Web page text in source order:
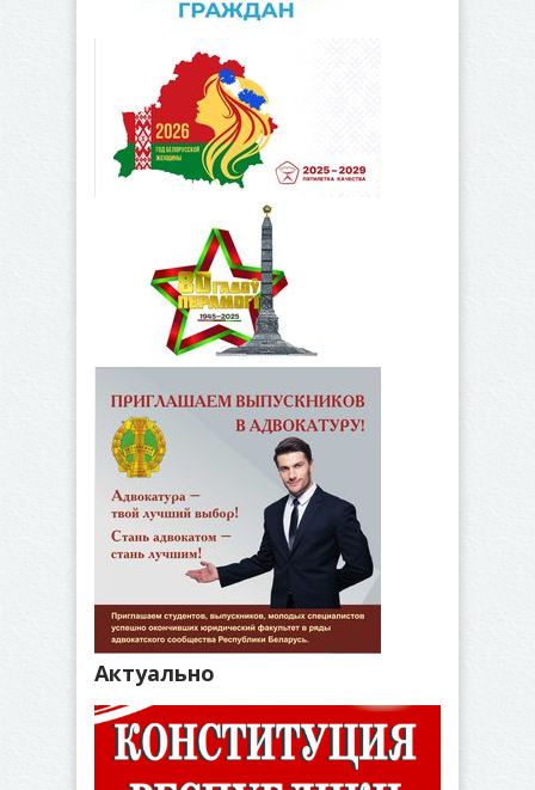
Актуально